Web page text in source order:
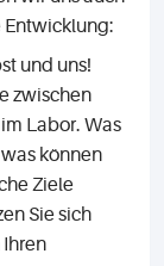
Entwicklung:
und uns!
zwischen
Labor. Was
können
Ziele
Sie sich
Ihren